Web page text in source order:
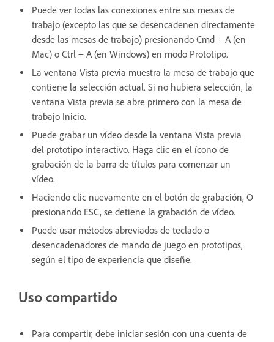
Puede ver todas las conexiones entre sus mesas de
trabajo (excepto las que se desencadenen directamente
desde las mesas de trabajo) presionando Cmd + A (en
Mac) o Ctrl + A (en Windows) en modo Prototipo.
La ventana Vista previa muestra la mesa de trabajo que
contiene la selección actual. Si no hubiera selección, la
ventana Vista previa se abre primero con la mesa de
trabajo Inicio.
Puede grabar un vídeo desde la ventana Vista previa
del prototipo interactivo. Haga clic en el ícono de
grabación de la barra de títulos para comenzar un
vídeo.
Haciendo clic nuevamente en el botón de grabación, O
presionando ESC, se detiene la grabación de vídeo.
Puede usar métodos abreviados de teclado o
desencadenadores de mando de juego en prototipos,
según el tipo de experiencia que diseñe.
Uso compartido
Para compartir, debe iniciar sesión con una cuenta de